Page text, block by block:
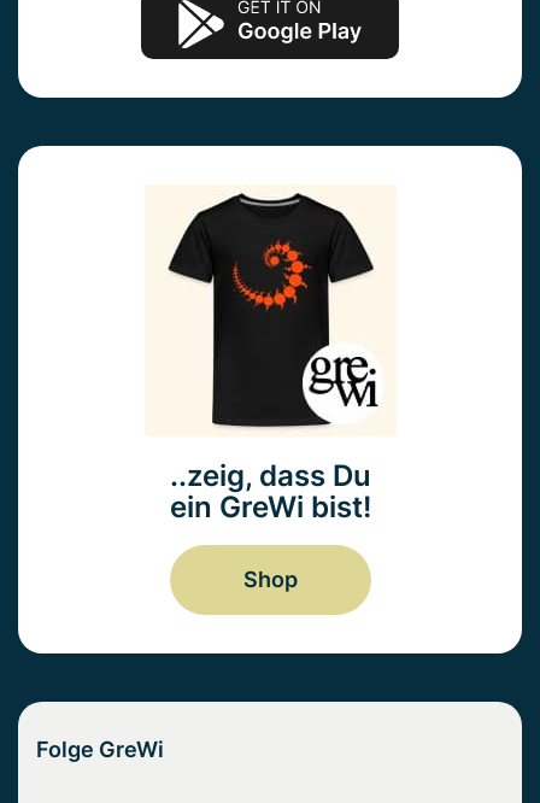
..zeig, dass Du
ein GreWi bist!
Shop
Folge GreWi